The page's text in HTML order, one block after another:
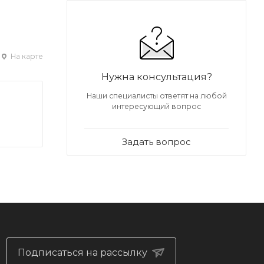
На карте
Нужна консультация?
Наши специалисты ответят на любой
интересующий вопрос
Задать вопрос
Подписаться на рассылку